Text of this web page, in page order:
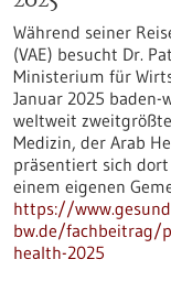
Während seiner
(VAE) besucht Dr.
Ministerium für
Januar 2025
weltweit
Medizin, der Arab
präsentiert sich
einem eigenen
https://
bw.de/fachbeitrag/
health-2025